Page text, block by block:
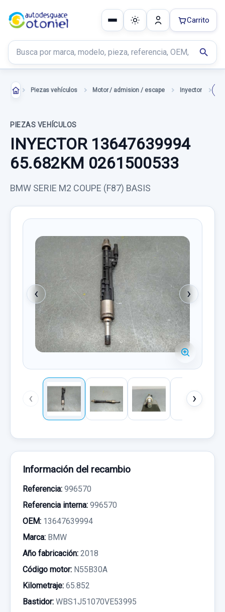
Buscar productos
search
Carrito
Piezas vehículos Motor / admision / escape Inyector
PIEZAS VEHÍCULOS
INYECTOR 13647639994
65.682KM 0261500533
BMW SERIE M2 COUPE (F87) BASIS
‹ ›
‹ ›
Información del recambio
Referencia: 996570
Referencia interna: 996570
OEM: 13647639994
Marca: BMW
Año fabricación: 2018
Código motor: N55B30A
Kilometraje: 65.852
Bastidor: WBS1J51070VE53995